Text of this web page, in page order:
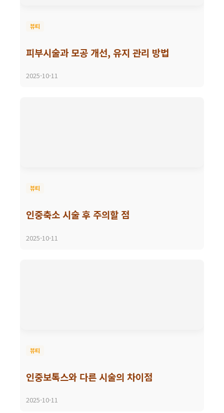
뷰티
피부시술과 모공 개선, 유지 관리 방법
2025-10-11
뷰티
인중축소 시술 후 주의할 점
2025-10-11
뷰티
인중보톡스와 다른 시술의 차이점
2025-10-11